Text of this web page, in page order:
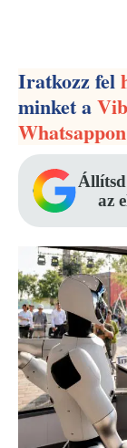
Iratkozz fel
minket a
Whatsappon
az